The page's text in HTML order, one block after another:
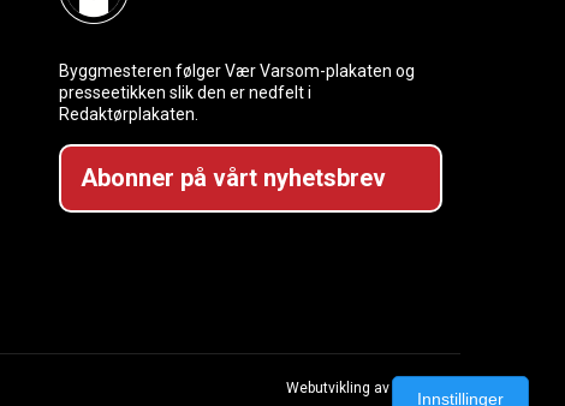
Byggmesteren følger Vær Varsom-plakaten og
presseetikken slik den er nedfelt i
Redaktørplakaten.
Abonner på vårt nyhetsbrev
Webutvikling av Creatur
Innstillinger